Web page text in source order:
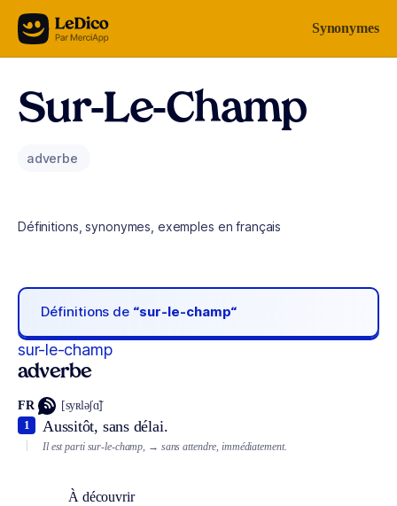
Aller au contenu Synonymes
Sur-Le-Champ
adverbe
Définitions, synonymes, exemples en français
Définitions de “sur-le-champ“
sur-le-champ
adverbe
FR [syʀləʃɑ̃]
Aussitôt, sans délai.
1
Il est parti sur-le-champ, → sans attendre, immédiatement.
À découvrir